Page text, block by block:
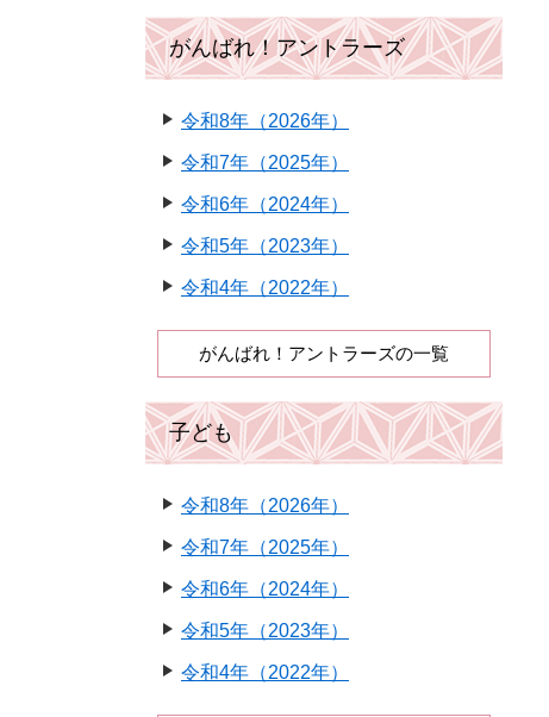
がんばれ！アントラーズ
令和8年（2026年）
令和7年（2025年）
令和6年（2024年）
令和5年（2023年）
令和4年（2022年）
がんばれ！アントラーズの一覧
子ども
令和8年（2026年）
令和7年（2025年）
令和6年（2024年）
令和5年（2023年）
令和4年（2022年）